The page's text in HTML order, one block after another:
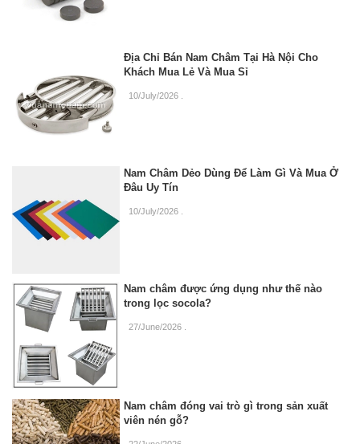
Địa Chỉ Bán Nam Châm Tại Hà Nội Cho
Khách Mua Lẻ Và Mua Sỉ
10/July/2026
Nam Châm Dẻo Dùng Để Làm Gì Và Mua Ở
Đâu Uy Tín
10/July/2026
Nam châm được ứng dụng như thế nào
trong lọc socola?
27/June/2026
Nam châm đóng vai trò gì trong sản xuất
viên nén gỗ?